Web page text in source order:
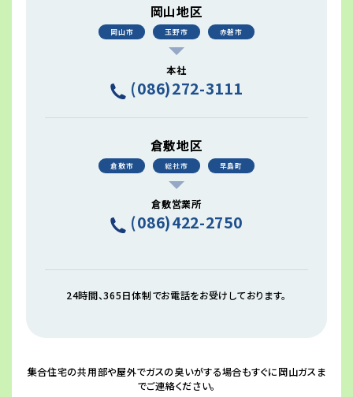
岡山地区
岡山市 玉野市 赤磐市
本社
(086)272-3111
倉敷地区
倉敷市 総社市 早島町
倉敷営業所
(086)422-2750
24時間、365日体制でお電話をお受けしております。
集合住宅の共用部や屋外でガスの臭いがする場合もすぐに岡山ガスま
でご連絡ください。